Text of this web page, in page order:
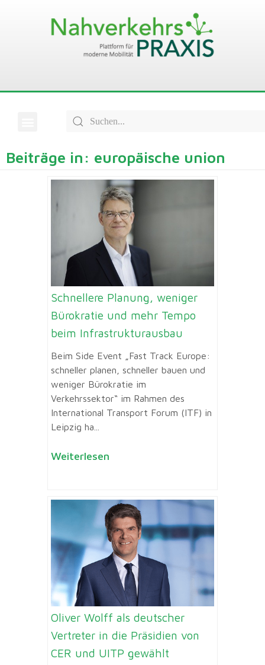
Beiträge in: europäische union
Schnellere Planung, weniger
Bürokratie und mehr Tempo
beim Infrastrukturausbau
Beim Side Event „Fast Track Europe:
schneller planen, schneller bauen und
weniger Bürokratie im
Verkehrssektor“ im Rahmen des
International Transport Forum (ITF) in
Leipzig ha...
Weiterlesen
Oliver Wolff als deutscher
Vertreter in die Präsidien von
CER und UITP gewählt